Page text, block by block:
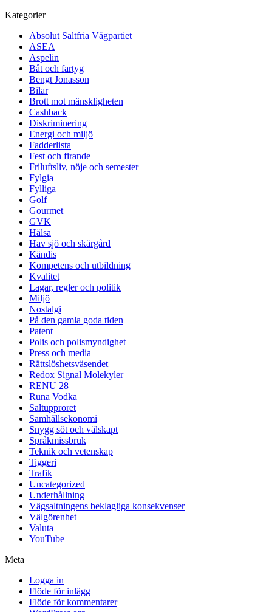
Kategorier
Absolut Saltfria Vägpartiet
ASEA
Aspelin
Båt och fartyg
Bengt Jonasson
Bilar
Brott mot mänskligheten
Cashback
Diskriminering
Energi och miljö
Fadderlista
Fest och firande
Friluftsliv, nöje och semester
Fylgia
Fylliga
Golf
Gourmet
GVK
Hälsa
Hav sjö och skärgård
Kändis
Kompetens och utbildning
Kvalitet
Lagar, regler och politik
Miljö
Nostalgi
På den gamla goda tiden
Patent
Polis och polismyndighet
Press och media
Rättslöshetsväsendet
Redox Signal Molekyler
RENU 28
Runa Vodka
Saltupproret
Samhällsekonomi
Snygg söt och välskapt
Språkmissbruk
Teknik och vetenskap
Tiggeri
Trafik
Uncategorized
Underhållning
Vägsaltningens beklagliga konsekvenser
Välgörenhet
Valuta
YouTube
Meta
Logga in
Flöde för inlägg
Flöde för kommentarer